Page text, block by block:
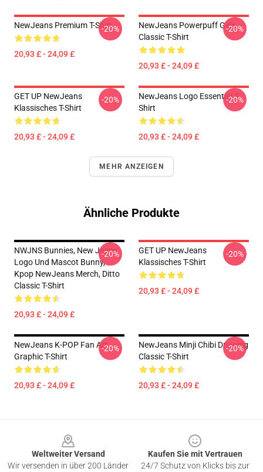
NewJeans Premium T-Shirt
20,93 £ - 24,09 £
-20%
NewJeans Powerpuff Girls
Classic T-Shirt
20,93 £ - 24,09 £
-20%
GET UP NewJeans
Klassisches T-Shirt
20,93 £ - 24,09 £
-20%
NewJeans Logo Essential T-
Shirt
20,93 £ - 24,09 £
-20%
MEHR ANZEIGEN
Ähnliche Produkte
NWJNS Bunnies, New Jeans
Logo Und Mascot Bunny,
Kpop NewJeans Merch, Ditto
Classic T-Shirt
20,93 £ - 24,09 £
-20%
GET UP NewJeans
Klassisches T-Shirt
20,93 £ - 24,09 £
-20%
NewJeans K-POP Fan Art
Graphic T-Shirt
20,93 £ - 24,09 £
-20%
NewJeans Minji Chibi Drawing
Classic T-Shirt
20,93 £ - 24,09 £
-20%
Weltweiter Versand
Wir versenden in über 200 Länder
Kaufen Sie mit Vertrauen
24/7 Schutz von Klicks bis zur